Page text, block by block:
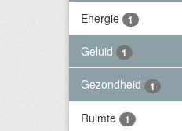
Energie 1
Geluid 1
Gezondheid 1
Ruimte 1